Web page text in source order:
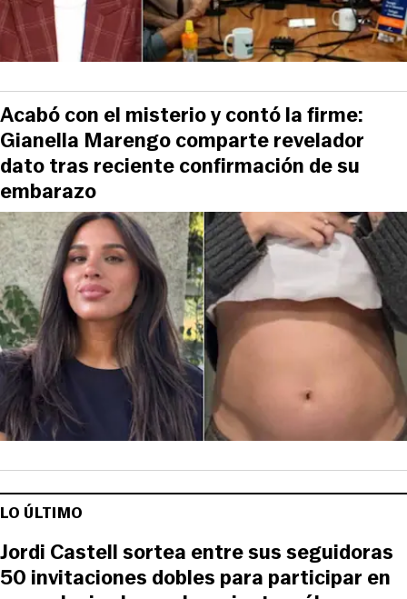
Acabó con el misterio y contó la firme:
Gianella Marengo comparte revelador
dato tras reciente confirmación de su
embarazo
LO ÚLTIMO
Jordi Castell sortea entre sus seguidoras
50 invitaciones dobles para participar en